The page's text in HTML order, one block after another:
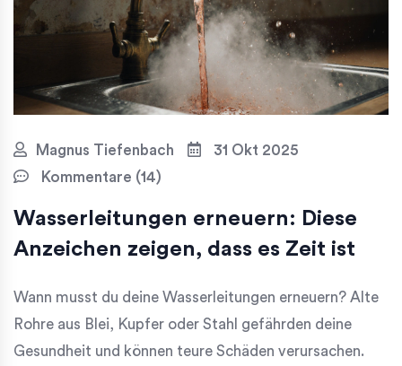
Magnus Tiefenbach
31 Okt 2025
Kommentare (14)
Wasserleitungen erneuern: Diese
Anzeichen zeigen, dass es Zeit ist
Wann musst du deine Wasserleitungen erneuern? Alte
Rohre aus Blei, Kupfer oder Stahl gefährden deine
Gesundheit und können teure Schäden verursachen.